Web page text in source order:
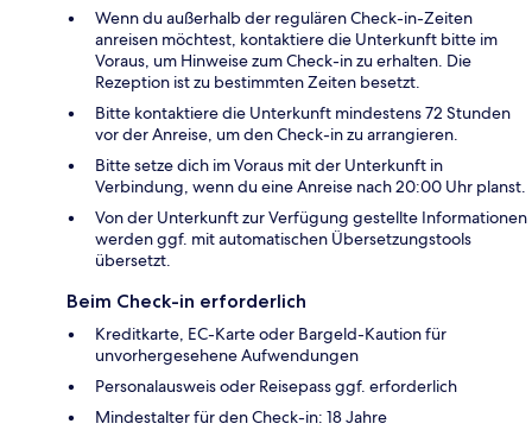
Wenn du außerhalb der regulären Check-in-Zeiten
anreisen möchtest, kontaktiere die Unterkunft bitte im
Voraus, um Hinweise zum Check-in zu erhalten. Die
Rezeption ist zu bestimmten Zeiten besetzt.
Bitte kontaktiere die Unterkunft mindestens 72 Stunden
vor der Anreise, um den Check-in zu arrangieren.
Bitte setze dich im Voraus mit der Unterkunft in
Verbindung, wenn du eine Anreise nach 20:00 Uhr planst.
Von der Unterkunft zur Verfügung gestellte Informationen
werden ggf. mit automatischen Übersetzungstools
übersetzt.
Beim Check-in erforderlich
Kreditkarte, EC-Karte oder Bargeld-Kaution für
unvorhergesehene Aufwendungen
Personalausweis oder Reisepass ggf. erforderlich
Mindestalter für den Check-in: 18 Jahre